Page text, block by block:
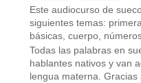
Este audiocurso de
siguientes temas:
básicas, cuerpo,
Todas las palabras en
hablantes nativos y van
lengua materna.